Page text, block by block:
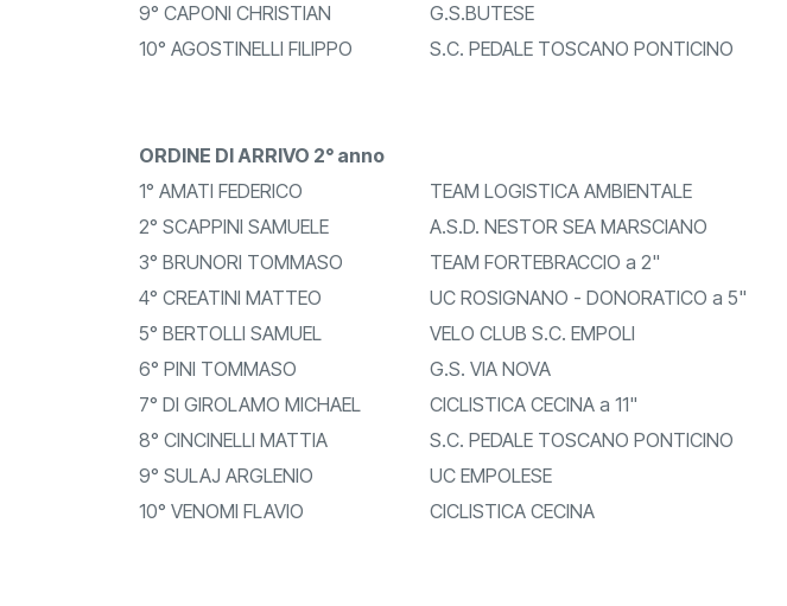
9° CAPONI CHRISTIAN
G.S.BUTESE
10° AGOSTINELLI FILIPPO
S.C. PEDALE TOSCANO PONTICINO
ORDINE DI ARRIVO 2° anno
1° AMATI FEDERICO
TEAM LOGISTICA AMBIENTALE
2° SCAPPINI SAMUELE
A.S.D. NESTOR SEA MARSCIANO
3° BRUNORI TOMMASO
TEAM FORTEBRACCIO a 2"
4° CREATINI MATTEO
UC ROSIGNANO - DONORATICO a 5"
5° BERTOLLI SAMUEL
VELO CLUB S.C. EMPOLI
6° PINI TOMMASO
G.S. VIA NOVA
7° DI GIROLAMO MICHAEL
CICLISTICA CECINA a 11"
8° CINCINELLI MATTIA
S.C. PEDALE TOSCANO PONTICINO
9° SULAJ ARGLENIO
UC EMPOLESE
10° VENOMI FLAVIO
CICLISTICA CECINA